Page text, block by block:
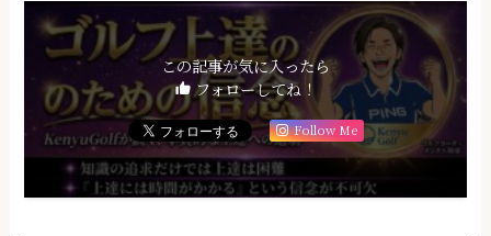
この記事が気に入ったら
フォローしてね！
Follow Me